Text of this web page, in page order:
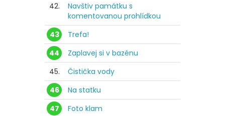
42.
Navštiv památku s
komentovanou prohlídkou
43
Trefa!
44
Zaplavej si v bazénu
45.
Čistička vody
46
Na statku
47
Foto klam